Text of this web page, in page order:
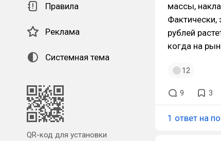
Правила
Реклама
Системная тема
QR-код для установки
массы,
Фактически,
рублей
когда на
12
9 3
1 ответ на